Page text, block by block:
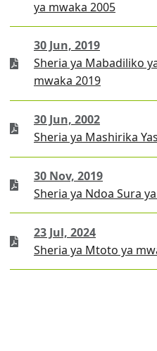
ya mwaka 2005
30 Jun, 2019
Sheria ya Mabadiliko
mwaka 2019
30 Jun, 2002
Sheria ya Mashirika
30 Nov, 2019
Sheria ya Ndoa Sura
23 Jul, 2024
Sheria ya Mtoto ya